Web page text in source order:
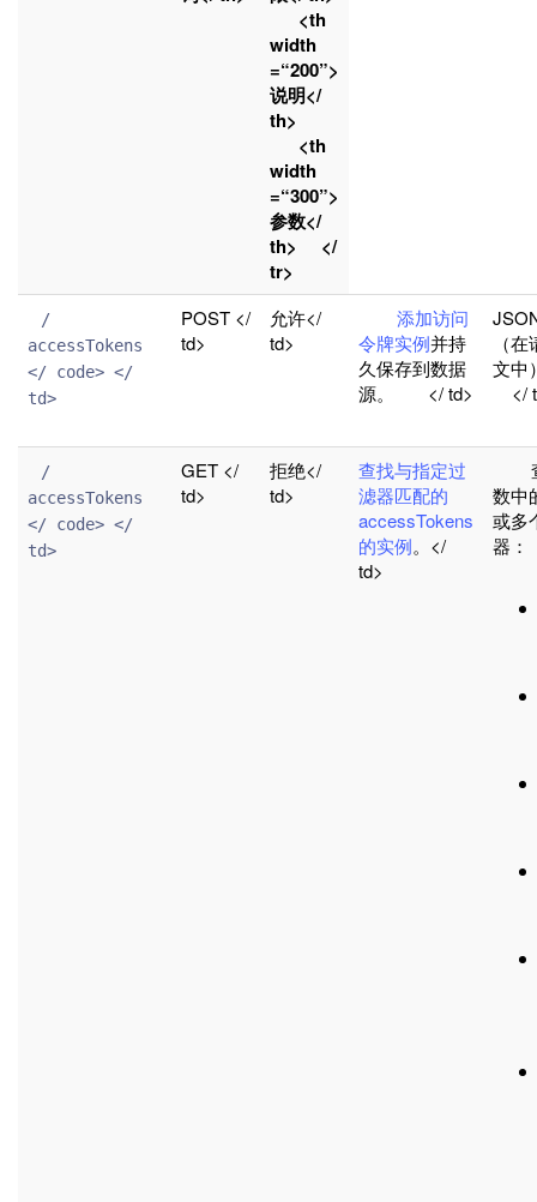
<th
width
=“200”>
说明</
th>
<th
width
=“300”>
参数</
th> </
tr>
accessTokens
</ code> </
td>
POST </
td>
允许</
td>
添加访问
令牌实例并持
久保存到数据
源。 </ td>
（
文中
accessTokens
</ code> </
td>
GET </
td>
拒绝</
td>
查找与指定过
滤器匹配的
accessTokens
的实例。</
td>
查
数中
或多